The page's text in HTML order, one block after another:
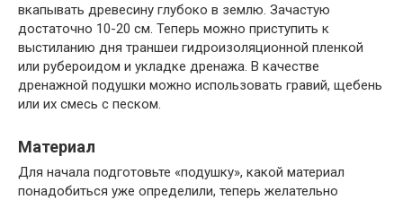
вкапывать древесину глубоко в землю. Зачастую
достаточно 10-20 см. Теперь можно приступить к
выстиланию дня траншеи гидроизоляционной пленкой
или рубероидом и укладке дренажа. В качестве
дренажной подушки можно использовать гравий, щебень
или их смесь с песком.
Материал
Для начала подготовьте «подушку», какой материал
понадобиться уже определили, теперь желательно